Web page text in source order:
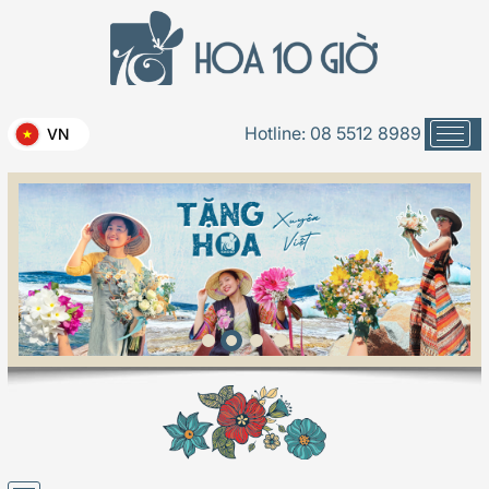
Hotline: 08 5512 8989
VN
Lời chưa nói